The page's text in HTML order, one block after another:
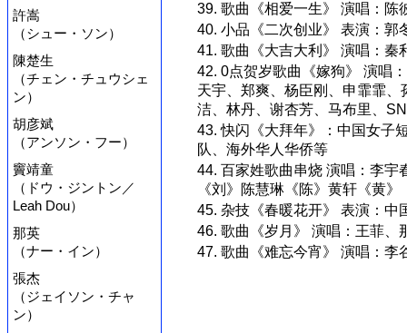
許嵩
（シュー・ソン）
陳楚生
（チェン・チュウシェ
ン）
胡彦斌
（アンソン・フー）
竇靖童
（ドウ・ジントン／
Leah Dou）
那英
（ナー・イン）
張杰
（ジェイソン・チャ
ン）
39. 歌曲《相爱一生》 演唱：陈
40. 小品《二次创业》 表演：郭
41. 歌曲《大吉大利》 演唱：秦
42. 0点贺岁歌曲《嫁狗》 演唱
天宇、郑爽、杨臣刚、申霏霏
洁、林丹、谢杏芳、马布里、
43. 快闪《大拜年》：中国女子
队、海外华人华侨等
44. 百家姓歌曲串烧 演唱：李宇
《刘》陈慧琳《陈》黄轩《黄》
45. 杂技《春暖花开》 表演：中
46. 歌曲《岁月》 演唱：王菲、
47. 歌曲《难忘今宵》 演唱：李